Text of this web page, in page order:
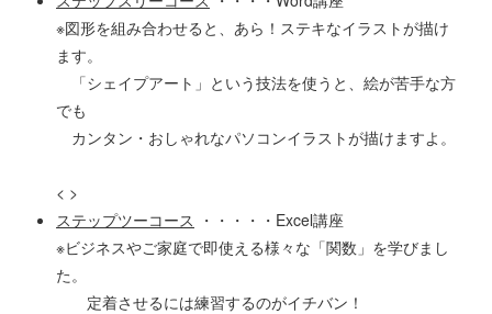
※図形を組み合わせると、あら！ステキなイラストが描け
ます。
「シェイプアート」という技法を使うと、絵が苦手な方
でも
カンタン・おしゃれなパソコンイラストが描けますよ。
< >
ステップツーコース ・・・・・Excel講座
※ビジネスやご家庭で即使える様々な「関数」を学びまし
た。
定着させるには練習するのがイチバン！